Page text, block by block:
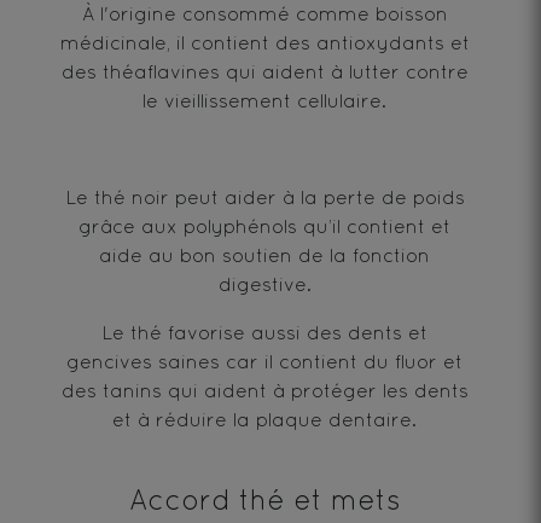
À l'origine consommé comme boisson
médicinale, il contient des antioxydants et
des théaflavines qui aident à lutter contre
le vieillissement cellulaire.
Le thé noir peut aider à la perte de poids
grâce aux polyphénols qu’il contient et
aide au bon soutien de la fonction
digestive.
Le thé favorise aussi des dents et
gencives saines car il contient du fluor et
des tanins qui aident à protéger les dents
et à réduire la plaque dentaire.
Accord thé et mets